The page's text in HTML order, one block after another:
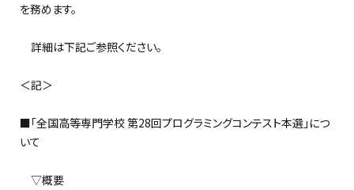
を務めます。
詳細は下記ご参照ください。
＜記＞
■「全国高等専門学校 第28回プログラミングコンテスト本選」につ
いて
▽概要